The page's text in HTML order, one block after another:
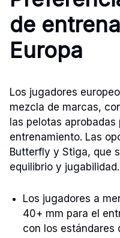
de
Europa
Los jugadores
mezcla de marcas,
las pelotas aprobadas
entrenamiento. Las
Butterfly y Stiga, que
equilibrio y jugabilidad.
Los jugadores a
40+ mm para el
con los estándares